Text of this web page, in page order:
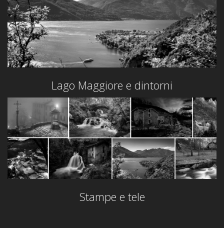
Lago Maggiore e dintorni
Stampe e tele